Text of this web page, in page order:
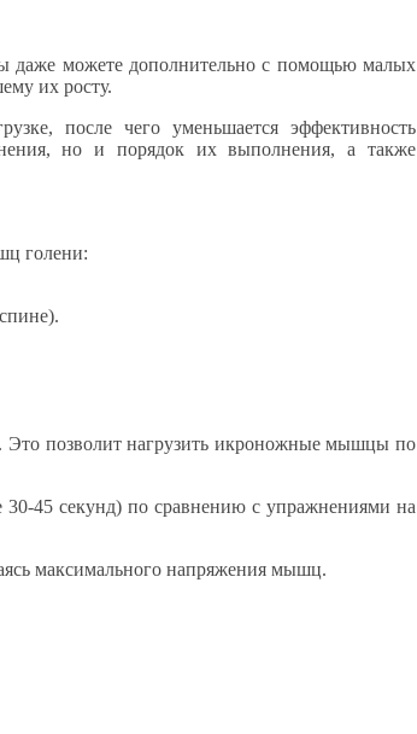
даже можете дополнительно с помощью малых
их росту.
после чего уменьшается эффективность
но и порядок их выполнения, а также
голени:
Это позволит нагрузить икроножные мышцы по
45 секунд) по сравнению с упражнениями на
максимального напряжения мышц.